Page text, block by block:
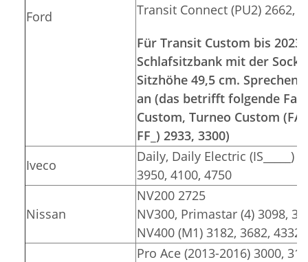
Ford
Transit Connect (PU2) 2662,
Für Transit Custom bis
Schlafsitzbank mit der
Sitzhöhe 49,5 cm. Sprechen
an (das betrifft folgende
Custom, Turneo Custom
FF_) 2933, 3300)
Iveco
Daily, Daily Electric (IS_____)
3950, 4100, 4750
Nissan
NV200 2725
NV300, Primastar (4) 3098,
NV400 (M1) 3182, 3682, 4332
Pro Ace (2013-2016) 3000,